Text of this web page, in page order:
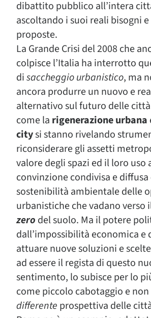
dibattito pubblico all’intera
ascoltando i suoi reali bisogni e
proposte.
La Grande Crisi del 2008 che
colpisce l’Italia ha interrotto
disaccheggio urbanistico, ma
ancora produrre un nuovo e
alternativo sul futuro delle
come la rigenerazione urbana
citysi stanno rivelando
riconsiderare gli assetti
valore degli spazi ed il loro uso
convinzione condivisa e diffusa
sostenibilità ambientale delle
urbanistiche che vadano verso
zero del suolo. Ma il potere
dall’impossibilità economica e
attuare nuove soluzioni e
ad essere il regista di questo
sentimento, lo subisce per lo
come piccolo cabotaggio e
differente prospettiva delle